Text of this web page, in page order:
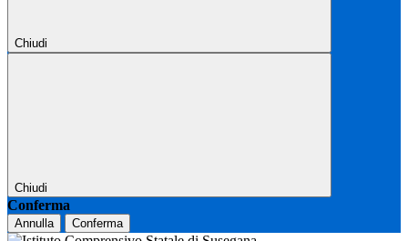
Chiudi
Chiudi
Conferma
Annulla Conferma